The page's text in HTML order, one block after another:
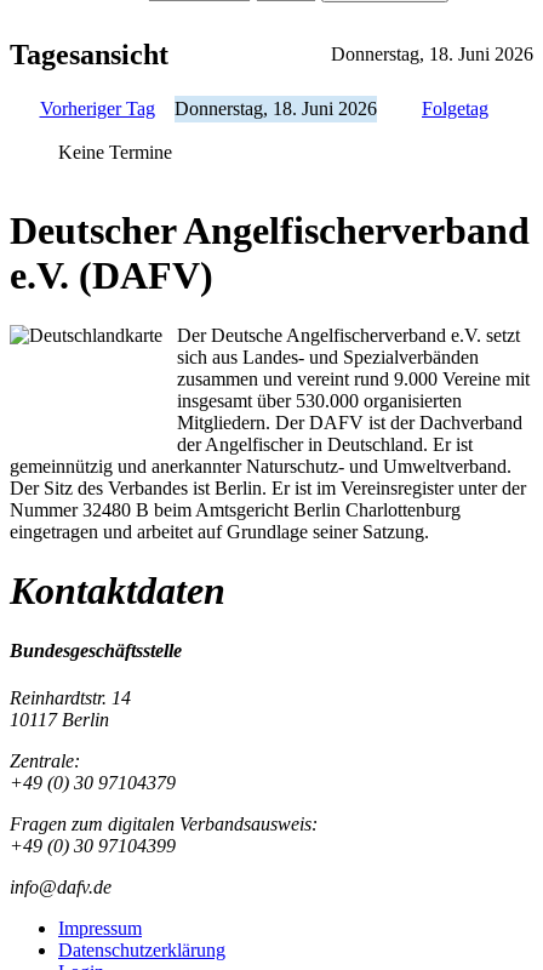
Tagesansicht Donnerstag, 18. Juni 2026
Vorheriger Tag Donnerstag, 18. Juni 2026 Folgetag
Keine Termine
Deutscher Angelfischerverband
e.V. (DAFV)
Der Deutsche Angelfischerverband e.V. setzt
sich aus Landes- und Spezialverbänden
zusammen und vereint rund 9.000 Vereine mit
insgesamt über 530.000 organisierten
Mitgliedern. Der DAFV ist der Dachverband
der Angelfischer in Deutschland. Er ist
gemeinnützig und anerkannter Naturschutz- und Umweltverband.
Der Sitz des Verbandes ist Berlin. Er ist im Vereinsregister unter der
Nummer 32480 B beim Amtsgericht Berlin Charlottenburg
eingetragen und arbeitet auf Grundlage seiner Satzung.
Kontaktdaten
Bundesgeschäftsstelle
Reinhardtstr. 14
10117 Berlin
Zentrale:
+49 (0) 30 97104379
Fragen zum digitalen Verbandsausweis:
+49 (0) 30 97104399
info@dafv.de
Impressum
Datenschutzerklärung